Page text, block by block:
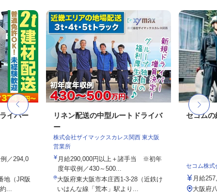
イバー
／294,0
地（JR阪
...
リネン配送の中型ルートドライバ
ー
株式会社ザイマックスカレス関西 東大阪
営業所
月給290,000円以上＋諸手当 ※初年
度年収例／430～500...
大阪府東大阪市本庄西1-3-28（近鉄け
いはんな線「荒本」駅より...
セコムの
セコム株式
月給
大阪府